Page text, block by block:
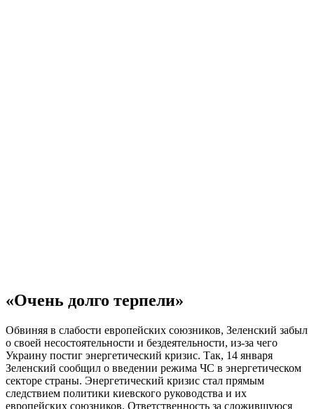
«Очень долго терпели»
Обвиняя в слабости европейских союзников, Зеленский забыл
о своей несостоятельности и бездеятельности, из-за чего
Украину постиг энергетический кризис. Так, 14 января
Зеленский сообщил о введении режима ЧС в энергетическом
секторе страны. Энергетический кризис стал прямым
следствием политики киевского руководства и их
европейских союзников. Ответственность за сложившуюся